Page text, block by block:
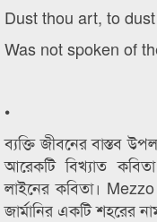
Dust thou art, to
Was not spoken of
•
ব্যক্তি জীবনের বাস্তব
আরেকটি বিখ্যাত
লাইনের কবিতা।
জার্মানির একটি শহরের